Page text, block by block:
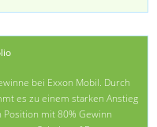
bei Exxon Mobil. Durch
es zu einem starken Anstieg
mit 80% Gewinn